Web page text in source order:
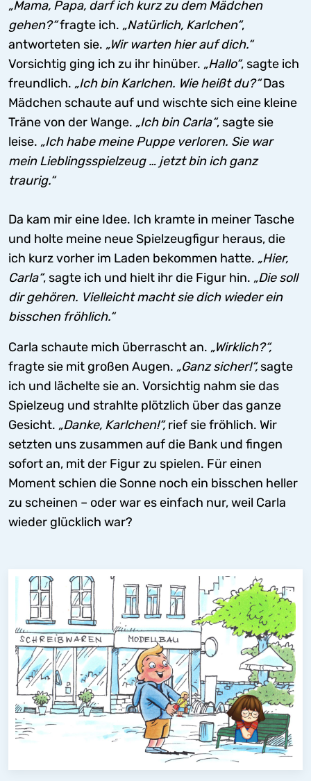
„Mama, Papa, darf ich kurz zu dem Mädchen
gehen?“fragte ich. „Natürlich, Karlchen“,
antworteten sie. „Wir warten hier auf dich.“
Vorsichtig ging ich zu ihr hinüber. „Hallo“, sagte ich
freundlich. „Ich bin Karlchen. Wie heißt du?“Das
Mädchen schaute auf und wischte sich eine kleine
Träne von der Wange. „Ich bin Carla“, sagte sie
leise. „Ich habe meine Puppe verloren. Sie war
mein Lieblingsspielzeug … jetzt bin ich ganz
traurig.“
Da kam mir eine Idee. Ich kramte in meiner Tasche
und holte meine neue Spielzeugfigur heraus, die
ich kurz vorher im Laden bekommen hatte. „Hier,
Carla“, sagte ich und hielt ihr die Figur hin. „Die soll
dir gehören. Vielleicht macht sie dich wieder ein
bisschen fröhlich.“
Carla schaute mich überrascht an. „Wirklich?“,
fragte sie mit großen Augen. „Ganz sicher!“,sagte
ich und lächelte sie an. Vorsichtig nahm sie das
Spielzeug und strahlte plötzlich über das ganze
Gesicht. „Danke, Karlchen!“,rief sie fröhlich. Wir
setzten uns zusammen auf die Bank und fingen
sofort an, mit der Figur zu spielen. Für einen
Moment schien die Sonne noch ein bisschen heller
zu scheinen – oder war es einfach nur, weil Carla
wieder glücklich war?